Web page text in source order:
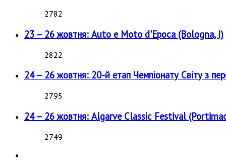
2782
23 – 26 жовтня: Auto e Moto d'Epoca (Bologna, I)
2822
24 – 26 жовтня: 20-й етап Чемпіонату Світу з
2795
24 – 26 жовтня: Algarve Classic Festival
2749